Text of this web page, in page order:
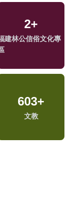
2+
建林公信俗文化專
603+
文教